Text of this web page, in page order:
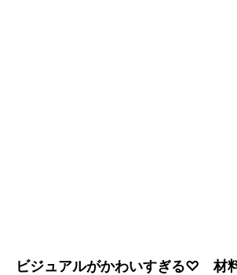
ビジュアルがかわいすぎる♡ 材